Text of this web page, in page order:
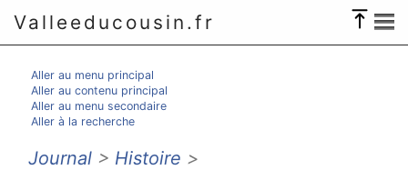
Valleeducousin.fr
Aller au menu principal
Aller au contenu principal
Aller au menu secondaire
Aller à la recherche
Journal > Histoire >